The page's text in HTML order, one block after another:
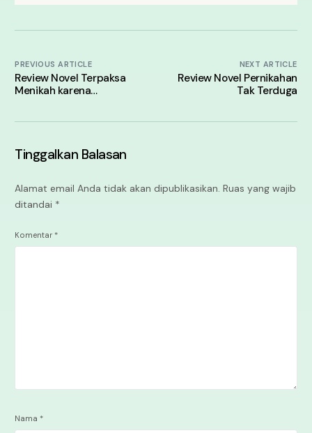
PREVIOUS ARTICLE
Review Novel Terpaksa
Menikah karena
NEXT ARTICLE
Review Novel Pernikahan
Tak Terduga
Tinggalkan Balasan
Alamat email Anda tidak akan dipublikasikan. Ruas yang wajib
ditandai *
Komentar *
Nama *